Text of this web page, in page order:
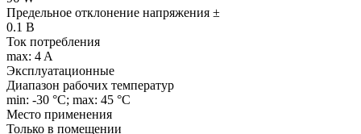
Предельное отклонение напряжения ±
0.1 В
Ток потребления
max: 4 A
Эксплуатационные
Диапазон рабочих температур
min: -30 °C; max: 45 °C
Место применения
Только в помещении